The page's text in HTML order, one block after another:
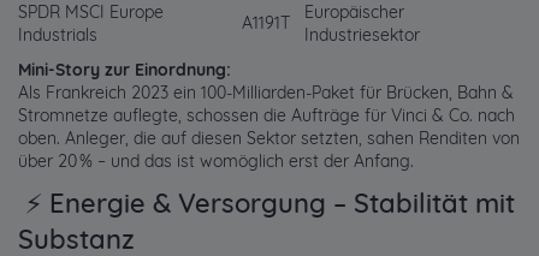
SPDR MSCI Europe
Industrials
A1191T
Europäischer
Industriesektor
Mini-Story zur Einordnung:
Als Frankreich 2023 ein 100-Milliarden-Paket für Brücken, Bahn &
Stromnetze auflegte, schossen die Aufträge für Vinci & Co. nach
oben. Anleger, die auf diesen Sektor setzten, sahen Renditen von
über 20 % – und das ist womöglich erst der Anfang.
⚡ Energie & Versorgung – Stabilität mit
Substanz